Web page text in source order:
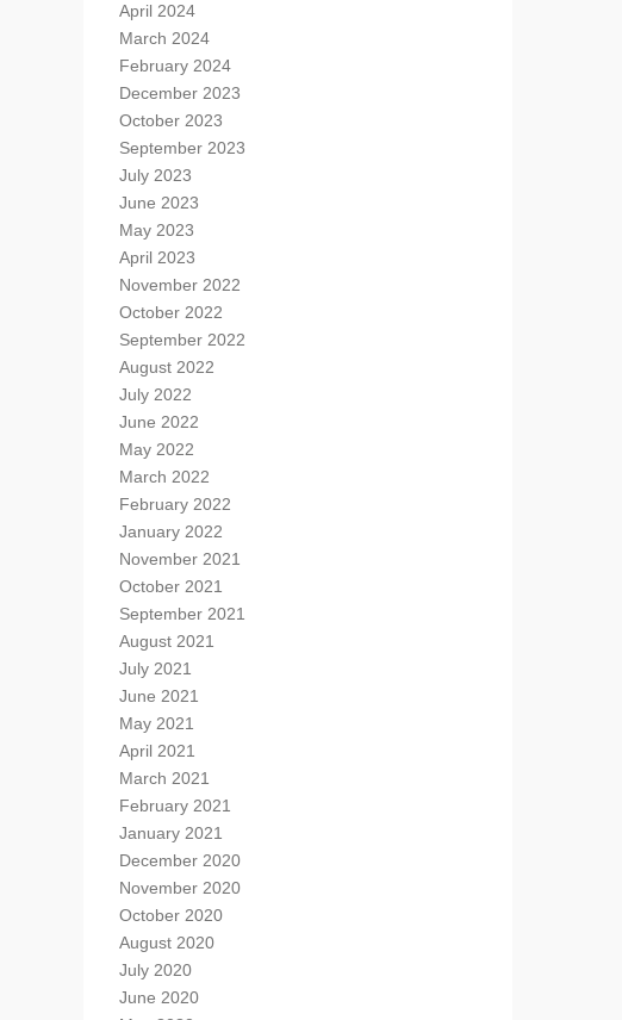
April 2024
March 2024
February 2024
December 2023
October 2023
September 2023
July 2023
June 2023
May 2023
April 2023
November 2022
October 2022
September 2022
August 2022
July 2022
June 2022
May 2022
March 2022
February 2022
January 2022
November 2021
October 2021
September 2021
August 2021
July 2021
June 2021
May 2021
April 2021
March 2021
February 2021
January 2021
December 2020
November 2020
October 2020
August 2020
July 2020
June 2020